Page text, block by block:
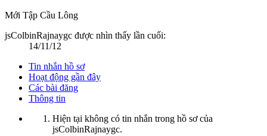
Mới Tập Cầu Lông
jsColbinRajnaygc được nhìn thấy lần cuối:
14/11/12
Tin nhắn hồ sơ
Hoạt động gần đây
Các bài đăng
Thông tin
Hiện tại không có tin nhắn trong hồ sơ của
jsColbinRajnaygc.